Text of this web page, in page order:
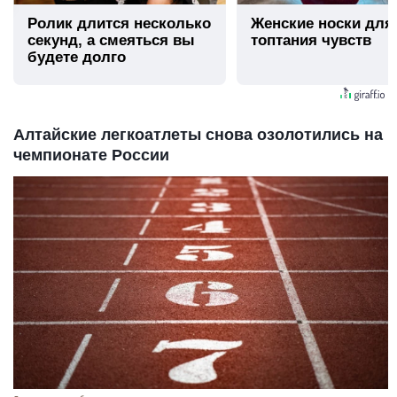
Ролик длится несколько
секунд, а смеяться вы
будете долго
Женские носки для
топтания чувств
Алтайские легкоатлеты снова озолотились на
чемпионате России